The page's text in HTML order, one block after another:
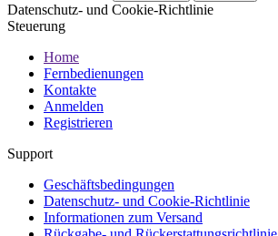
Datenschutz- und Cookie-Richtlinie
Steuerung
Home
Fernbedienungen
Kontakte
Anmelden
Registrieren
Support
Geschäftsbedingungen
Datenschutz- und Cookie-Richtlinie
Informationen zum Versand